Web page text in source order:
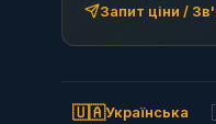
Запит ціни /
🇺🇦Українська